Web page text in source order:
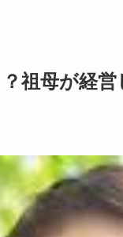
祖母が経